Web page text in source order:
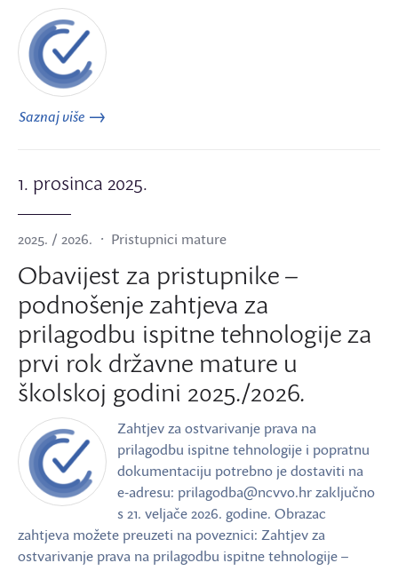
Saznaj više
1. prosinca 2025.
2025. / 2026. Pristupnici mature
Obavijest za pristupnike –
podnošenje zahtjeva za
prilagodbu ispitne tehnologije za
prvi rok državne mature u
školskoj godini 2025./2026.
Zahtjev za ostvarivanje prava na
prilagodbu ispitne tehnologije i popratnu
dokumentaciju potrebno je dostaviti na
e‑adresu: prilagodba@ncvvo.hr zaključno
s 21. veljače 2026. godine. Obrazac
zahtjeva možete preuzeti na poveznici: Zahtjev za
ostvarivanje prava na prilagodbu ispitne tehnologije –